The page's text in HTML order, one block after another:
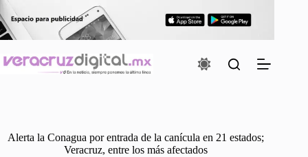
al
contenido
Alerta la Conagua por entrada de la canícula en 21 estados;
Veracruz, entre los más afectados